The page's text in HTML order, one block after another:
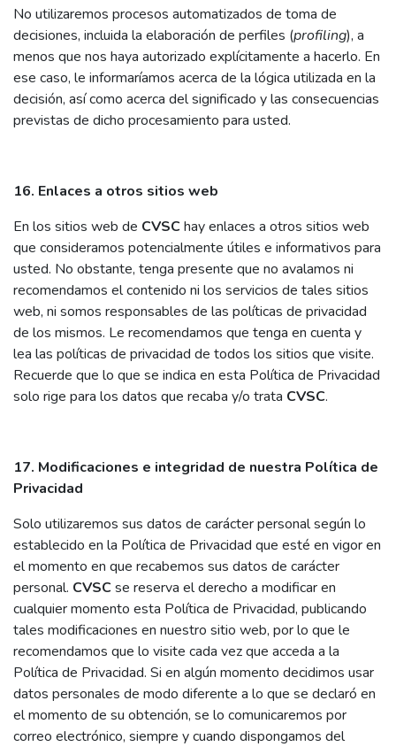
No utilizaremos procesos automatizados de toma de
decisiones, incluida la elaboración de perfiles (profiling), a
menos que nos haya autorizado explícitamente a hacerlo. En
ese caso, le informaríamos acerca de la lógica utilizada en la
decisión, así como acerca del significado y las consecuencias
previstas de dicho procesamiento para usted.
16. Enlaces a otros sitios web
En los sitios web de CVSChay enlaces a otros sitios web
que consideramos potencialmente útiles e informativos para
usted. No obstante, tenga presente que no avalamos ni
recomendamos el contenido ni los servicios de tales sitios
web, ni somos responsables de las políticas de privacidad
de los mismos. Le recomendamos que tenga en cuenta y
lea las políticas de privacidad de todos los sitios que visite.
Recuerde que lo que se indica en esta Política de Privacidad
solo rige para los datos que recaba y/o trata CVSC.
17. Modificaciones e integridad de nuestra Política de
Privacidad
Solo utilizaremos sus datos de carácter personal según lo
establecido en la Política de Privacidad que esté en vigor en
el momento en que recabemos sus datos de carácter
personal. CVSCse reserva el derecho a modificar en
cualquier momento esta Política de Privacidad, publicando
tales modificaciones en nuestro sitio web, por lo que le
recomendamos que lo visite cada vez que acceda a la
Política de Privacidad. Si en algún momento decidimos usar
datos personales de modo diferente a lo que se declaró en
el momento de su obtención, se lo comunicaremos por
correo electrónico, siempre y cuando dispongamos del